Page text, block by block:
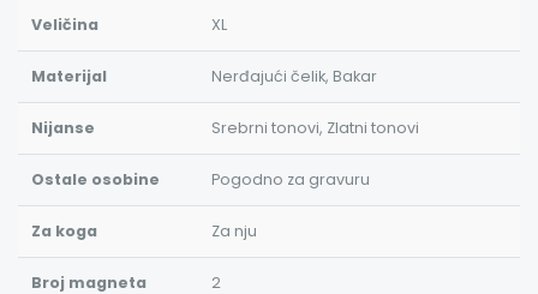
Veličina XL
Materijal Nerđajući čelik, Bakar
Nijanse Srebrni tonovi, Zlatni tonovi
Ostale osobine Pogodno za gravuru
Za koga Za nju
Broj magneta 2